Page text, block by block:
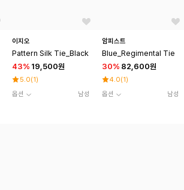
이지오
Pattern Silk Tie_Black
43% 19,500원
5.0(1)
옵션
남성
암피스트
Blue_Regimental Tie
30% 82,600원
4.0(1)
옵션
남성